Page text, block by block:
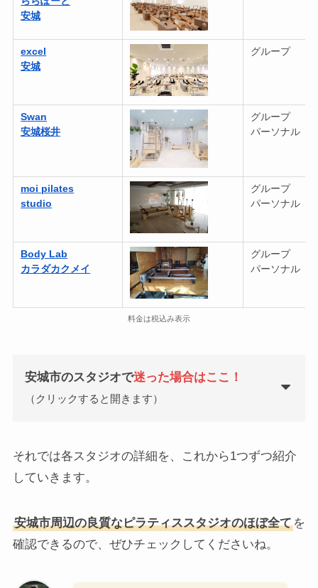
安城
excel
安城
グループ
Swan
安城桜井
グループ
パーソナル
moi pilates
studio
グループ
パーソナル
Body Lab
カラダカクメイ
グループ
パーソナル
料金は税込み表示
安城市のスタジオで迷った場合はここ！
（クリックすると開きます）
それでは各スタジオの詳細を、これから1つずつ紹介
していきます。
安城市周辺の良質なピラティススタジオのほぼ全てを
確認できるので、ぜひチェックしてくださいね。